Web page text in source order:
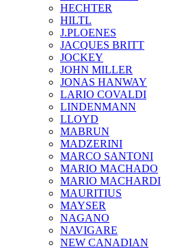
HECHTER
HILTL
J.PLOENES
JAСQUES BRITT
JOCKEY
JOHN MILLER
JONAS HANWAY
LARIO COVALDI
LINDENMANN
LLOYD
MABRUN
MADZERINI
MARCO SANTONI
MARIO MACHADO
MARIO MACHARDI
MAURITIUS
MAYSER
NAGANO
NAVIGARE
NEW CANADIAN